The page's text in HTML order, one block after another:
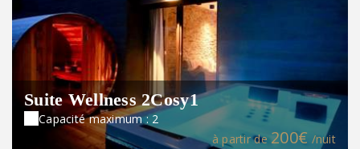
Suite Wellness 2Cosy1
Capacité maximum : 2
à partir de200€ /nuit